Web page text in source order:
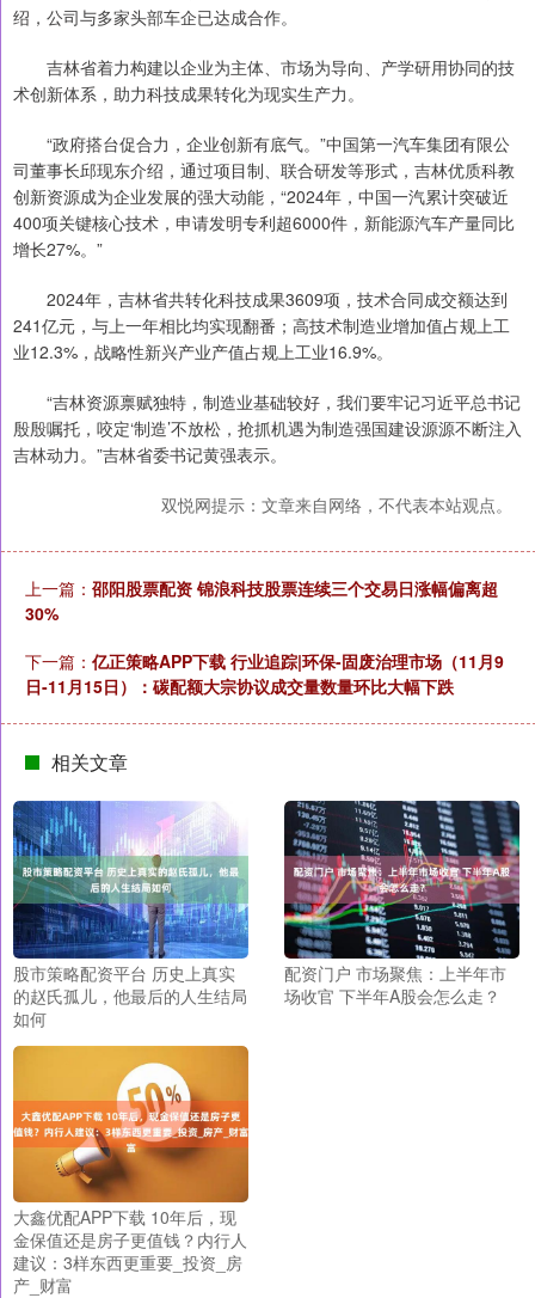
绍，公司与多家头部车企已达成合作。
吉林省着力构建以企业为主体、市场为导向、产学研用协同的技
术创新体系，助力科技成果转化为现实生产力。
“政府搭台促合力，企业创新有底气。”中国第一汽车集团有限公
司董事长邱现东介绍，通过项目制、联合研发等形式，吉林优质科教
创新资源成为企业发展的强大动能，“2024年，中国一汽累计突破近
400项关键核心技术，申请发明专利超6000件，新能源汽车产量同比
增长27%。”
2024年，吉林省共转化科技成果3609项，技术合同成交额达到
241亿元，与上一年相比均实现翻番；高技术制造业增加值占规上工
业12.3%，战略性新兴产业产值占规上工业16.9%。
“吉林资源禀赋独特，制造业基础较好，我们要牢记习近平总书记
殷殷嘱托，咬定‘制造’不放松，抢抓机遇为制造强国建设源源不断注入
吉林动力。”吉林省委书记黄强表示。
双悦网提示：文章来自网络，不代表本站观点。
上一篇： 邵阳股票配资 锦浪科技股票连续三个交易日涨幅偏离超
30%
下一篇： 亿正策略APP下载 行业追踪|环保-固废治理市场（11月9
日-11月15日）：碳配额大宗协议成交量数量环比大幅下跌
相关文章
股市策略配资平台 历史上真实
的赵氏孤儿，他最后的人生结局
如何
配资门户 市场聚焦：上半年市
场收官 下半年A股会怎么走？
大鑫优配APP下载 10年后，现
金保值还是房子更值钱？内行人
建议：3样东西更重要_投资_房
产_财富